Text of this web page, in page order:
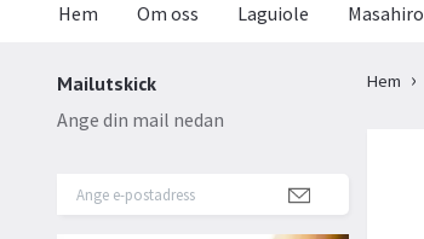
Hem Om oss Laguiole Masahiro
Mailutskick
Ange din mail nedan
Hem